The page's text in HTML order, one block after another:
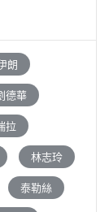
朗
德華
拉
林志玲
泰勒絲